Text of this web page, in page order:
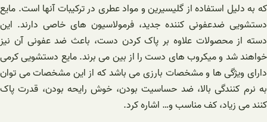
که به دلیل استفاده از گلیسیرین و مواد عطری در ترکیبات آنها است. مایع
دستشویی ضدعفونی کننده جدید، فرمولاسیون های خاصی دارند. این
دسته از محصولات علاوه بر پاک کردن دست، باعث ضد عفونی آن نیز
خواهند شد و میکروب های دست را از بین می برند. مایع دستشویی کرمی
دارای ویژگی ها و مشخصات بارزی می باشد که از این مشخصات می توان
به نرم کنندگی بالا، ضد حساسیت بودن، خوش رایحه بودن، قدرت پاک
کنند می زیاد، کف مناسب و… اشاره کرد.